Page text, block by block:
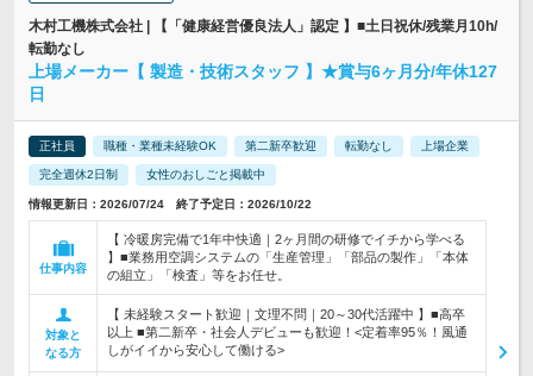
木村工機株式会社 | 【「健康経営優良法人」認定 】■土日祝休/残業月10h/
転勤なし
上場メーカー【 製造・技術スタッフ 】★賞与6ヶ月分/年休127
日
正社員 職種・業種未経験OK 第二新卒歓迎 転勤なし 上場企業
完全週休2日制 女性のおしごと掲載中
情報更新日：2026/07/24 終了予定日：2026/10/22
仕事内容
【 冷暖房完備で1年中快適｜2ヶ月間の研修でイチから学べる
】■業務用空調システムの「生産管理」「部品の製作」「本体
の組立」「検査」等をお任せ。
対象と
なる方
【 未経験スタート歓迎｜文理不問｜20～30代活躍中 】■高卒
以上 ■第二新卒・社会人デビューも歓迎！<定着率95％！風通
しがイイから安心して働ける>